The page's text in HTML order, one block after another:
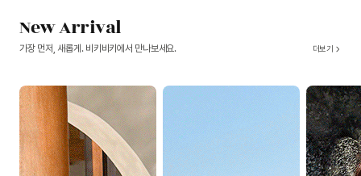
New Arrival
가장 먼저, 새롭게. 비키비키에서 만나보세요. 더보기